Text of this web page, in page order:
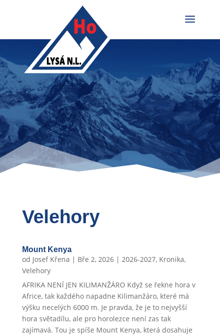
Velehory
Mount Kenya
od Josef Křena | Bře 2, 2026| 2026-2027, Kronika,
Velehory
AFRIKA NENÍ JEN KILIMANŽÁRO Když se řekne hora v
Africe, tak každého napadne Kilimanžáro, které má
výšku necelých 6000 m. Je pravda, že je to nejvyšší
hora světadílu, ale pro horolezce není zas tak
zajímavá. Tou je spíše Mount Kenya, která dosahuje